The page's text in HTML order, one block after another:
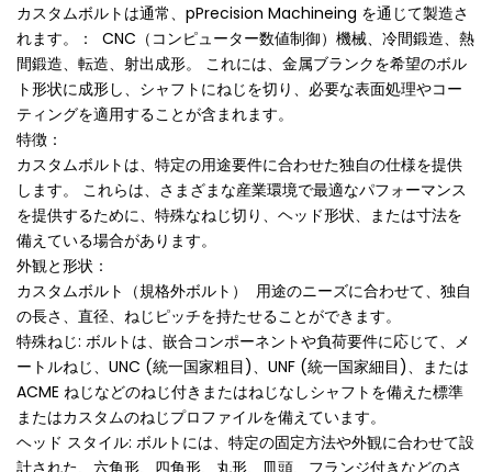
カスタムボルトは通常、pPrecision Machineing を通じて製造さ
れます。： CNC（コンピューター数値制御）機械、冷間鍛造、熱
間鍛造、転造、射出成形。 これには、金属ブランクを希望のボル
ト形状に成形し、シャフトにねじを切り、必要な表面処理やコー
ティングを適用することが含まれます。
特徴：
カスタムボルトは、特定の用途要件に合わせた独自の仕様を提供
します。 これらは、さまざまな産業環境で最適なパフォーマンス
を提供するために、特殊なねじ切り、ヘッド形状、または寸法を
備えている場合があります。
外観と形状：
カスタムボルト（規格外ボルト） 用途のニーズに合わせて、独自
の長さ、直径、ねじピッチを持たせることができます。
特殊ねじ: ボルトは、嵌合コンポーネントや負荷要件に応じて、メ
ートルねじ、UNC (統一国家粗目)、UNF (統一国家細目)、または
ACME ねじなどのねじ付きまたはねじなしシャフトを備えた標準
またはカスタムのねじプロファイルを備えています。
ヘッド スタイル: ボルトには、特定の固定方法や外観に合わせて設
計された、六角形、四角形、丸形、皿頭、フランジ付きなどのさ